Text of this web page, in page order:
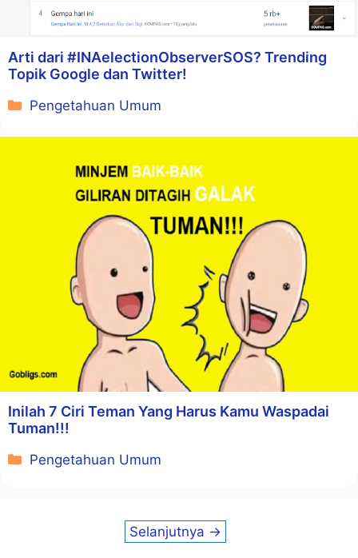
Arti dari #INAelectionObserverSOS? Trending
Topik Google dan Twitter!
Kategori
Pengetahuan Umum
Inilah 7 Ciri Teman Yang Harus Kamu Waspadai
Tuman!!!
Kategori
Pengetahuan Umum
Selanjutnya →